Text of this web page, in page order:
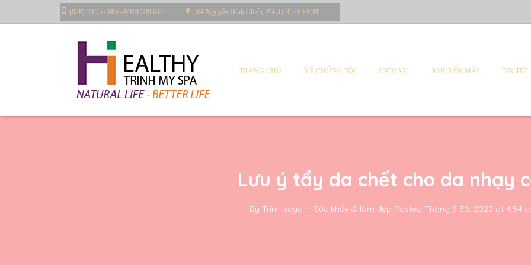
(028) 39.257.886 - 0918.599.611 564 Nguyễn Đình Chiểu, P.4, Q.3, TP.HCM
TRANG CHỦ VỀ CHÚNG TÔI DỊCH VỤ KHUYẾN MÃI TIN TỨC
Lưu ý tẩy da chết cho da nhạy
By Trinh saya in Sức khỏe & làm đẹp Posted Tháng 8 30, 2022 at 4:54